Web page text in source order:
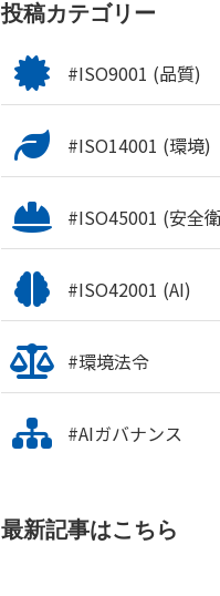
投稿カテゴリー
#ISO9001 (品質)
#ISO14001 (環境)
#ISO45001 (安全
#ISO42001 (AI)
#環境法令
#AIガバナンス
最新記事はこちら